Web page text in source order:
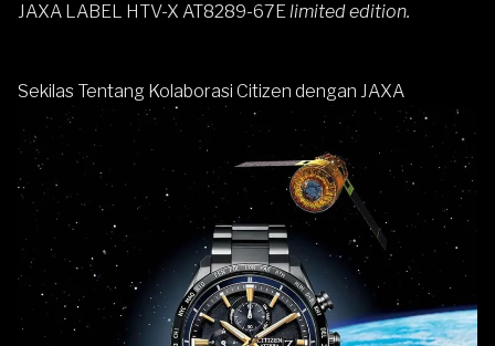
JAXA LABEL HTV-X AT8289-67Elimited edition.
Sekilas Tentang Kolaborasi Citizen dengan JAXA